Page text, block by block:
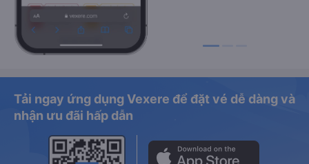
Tải ngay ứng dụng Vexere để đặt vé dễ dàng và
nhận ưu đãi hấp dẫn